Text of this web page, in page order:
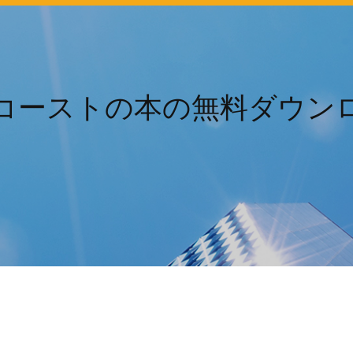
ーストの本の無料ダウン